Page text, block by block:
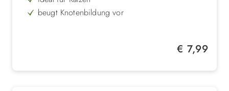
beugt Knotenbildung vor
Regulärer Preis:
€ 7,99